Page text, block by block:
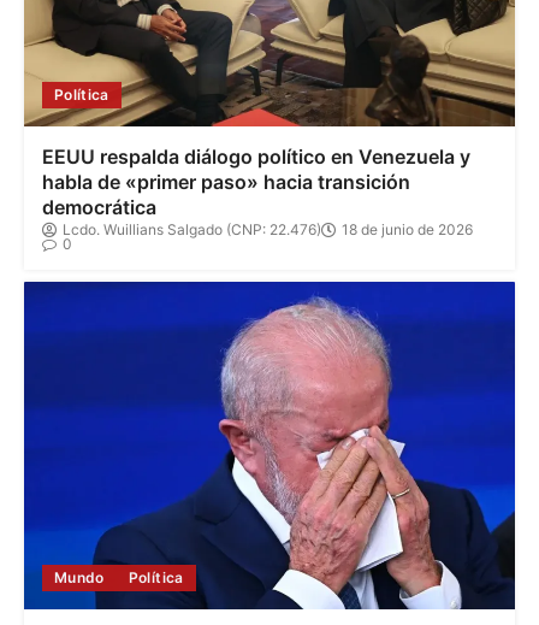
Política
EEUU respalda diálogo político en Venezuela y
habla de «primer paso» hacia transición
democrática
Lcdo. Wuillians Salgado (CNP: 22.476)
18 de junio de 2026
0
Mundo Política